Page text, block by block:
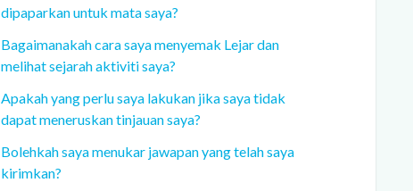
dipaparkan untuk mata saya?
Bagaimanakah cara saya menyemak Lejar dan
melihat sejarah aktiviti saya?
Apakah yang perlu saya lakukan jika saya tidak
dapat meneruskan tinjauan saya?
Bolehkah saya menukar jawapan yang telah saya
kirimkan?